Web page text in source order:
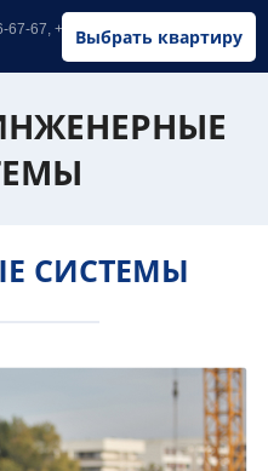
Выбрать квартиру
67-67, +7 (902) 326-67-67
СИСТЕМЫ